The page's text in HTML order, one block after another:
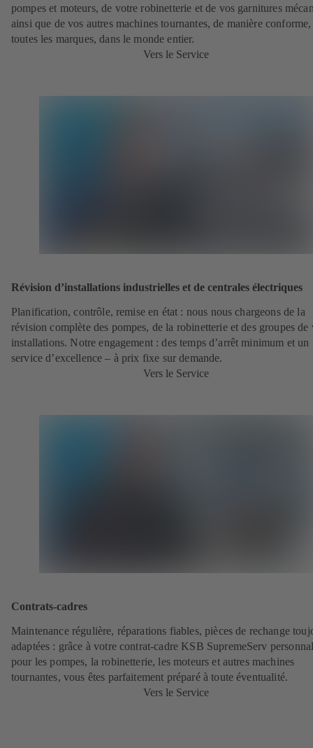
pompes et moteurs, de votre robinetterie et de vos garnitures
ainsi que de vos autres machines tournantes, de manière
toutes les marques, dans le monde entier.
Vers le Service
Révision d’installations industrielles et de centrales électriques
Planification, contrôle, remise en état : nous nous chargeons de la
révision complète des pompes, de la robinetterie et des groupes de
installations. Notre engagement : des temps d’arrêt minimum et un
service d’excellence – à prix fixe sur demande.
Vers le Service
Contrats-cadres
Maintenance régulière, réparations fiables, pièces de rechange
adaptées : grâce à votre contrat-cadre KSB SupremeServ
pour les pompes, la robinetterie, les moteurs et autres machines
tournantes, vous êtes parfaitement préparé à toute éventualité.
Vers le Service